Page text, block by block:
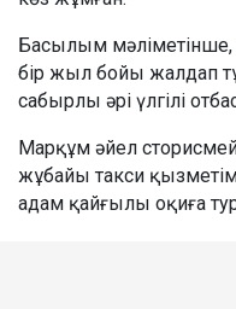
Басылым мәліметінше,
бір жыл бойы жалдап
сабырлы әрі үлгілі
Марқұм әйел
жұбайы такси
адам қайғылы оқиға